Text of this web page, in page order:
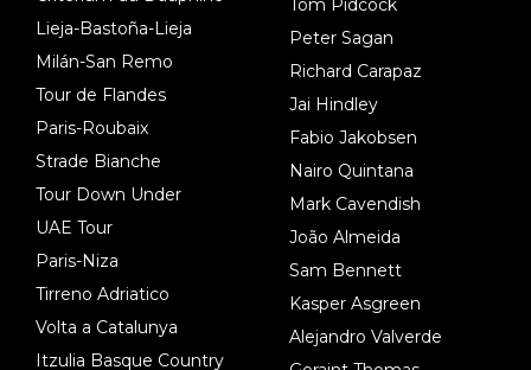
Lieja-Bastoña-Lieja
Milán-San Remo
Tour de Flandes
Paris-Roubaix
Strade Bianche
Tour Down Under
UAE Tour
Paris-Niza
Tirreno Adriatico
Volta a Catalunya
Itzulia Basque Country
Tom Pidcock
Peter Sagan
Richard Carapaz
Jai Hindley
Fabio Jakobsen
Nairo Quintana
Mark Cavendish
João Almeida
Sam Bennett
Kasper Asgreen
Alejandro Valverde